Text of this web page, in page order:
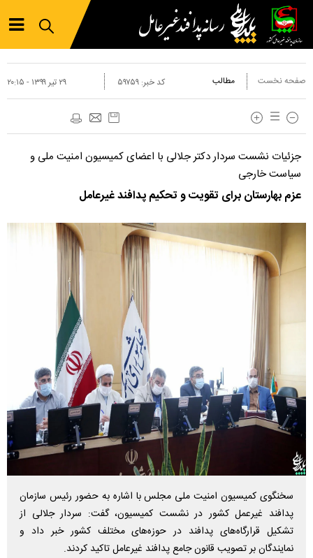
صفحه نخست مطالب ۲۹ تير ۱۳۹۹ - ۲۰:۱۵ کد خبر:۵۹۷۵۹
جزئیات نشست سردار دکتر جلالی با اعضای کمیسیون امنیت ملی و
سیاست خارجی
عزم بهارستان برای تقویت و تحکیم پدافند غیرعامل
سخنگوی کمیسیون امنیت ملی مجلس با اشاره به حضور رئیس سازمان
پدافند غیرعمل کشور در نشست کمیسیون، گفت: سردار جلالی از
تشکیل قرارگاه‌های پدافند در حوزه‌های مختلف کشور خبر داد و
نمایندگان بر تصویب قانون جامع پدافند غیرعامل تاکید کردند.